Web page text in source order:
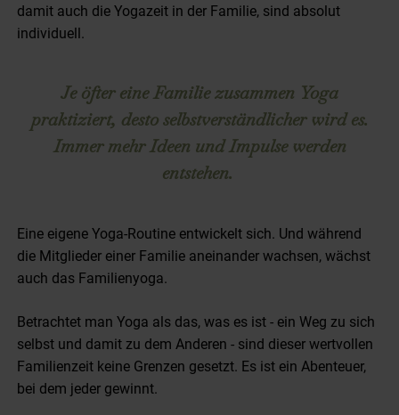
damit auch die Yogazeit in der Familie, sind absolut
individuell.
Je öfter eine Familie zusammen Yoga
praktiziert, desto selbstverständlicher wird es.
Immer mehr Ideen und Impulse werden
entstehen.
Eine eigene Yoga-Routine entwickelt sich. Und während
die Mitglieder einer Familie aneinander wachsen, wächst
auch das Familienyoga.
Betrachtet man Yoga als das, was es ist - ein Weg zu sich
selbst und damit zu dem Anderen - sind dieser wertvollen
Familienzeit keine Grenzen gesetzt. Es ist ein Abenteuer,
bei dem jeder gewinnt.